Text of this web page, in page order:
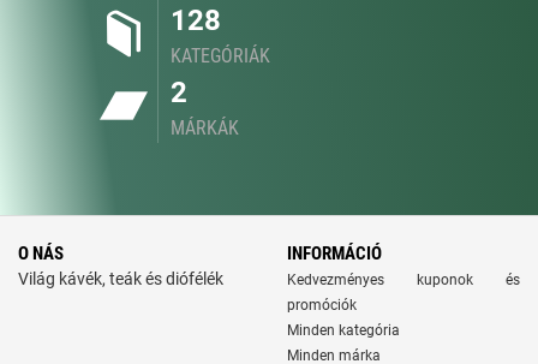
128
KATEGÓRIÁK
2
MÁRKÁK
O NÁS
Világ kávék, teák és diófélék
INFORMÁCIÓ
Kedvezményes kuponok és
promóciók
Minden kategória
Minden márka